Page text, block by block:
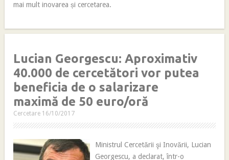
mai mult inovarea și cercetarea.
Lucian Georgescu: Aproximativ
40.000 de cercetători vor putea
beneficia de o salarizare
maximă de 50 euro/oră
Cercetare 16/10/2017
Ministrul Cercetării şi Inovării, Lucian
Georgescu, a declarat, într-o